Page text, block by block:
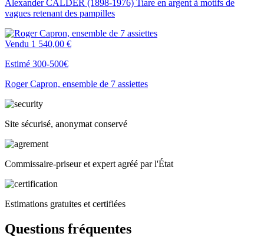
Alexander CALDER (1898-1976) Tiare en argent à motifs de
vagues retenant des pampilles
Vendu 1 540,00 €
Estimé 300-500€
Roger Capron, ensemble de 7 assiettes
Site sécurisé, anonymat conservé
Commissaire-priseur et expert agréé par l'État
Estimations gratuites et certifiées
Questions fréquentes